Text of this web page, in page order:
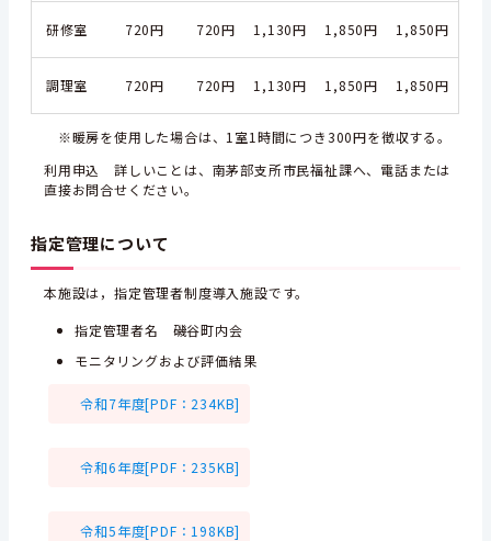
研修室 720円 720円 1,130円 1,850円 1,850円
調理室 720円 720円 1,130円 1,850円 1,850円
※暖房を使用した場合は、1室1時間につき300円を徴収する。
利用申込 詳しいことは、南茅部支所市民福祉課へ、電話または
直接お問合せください。
指定管理について
本施設は，指定管理者制度導入施設です。
指定管理者名 磯谷町内会
モニタリングおよび評価結果
令和7年度[PDF：234KB]
令和6年度[PDF：235KB]
令和5年度[PDF：198KB]